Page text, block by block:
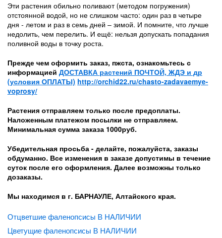
Эти растения обильно поливают (методом погружения)
отстоянной водой, но не слишком часто: один раз в четыре
дня - летом и раз в семь дней – зимой. И помните, что лучше
недолить, чем перелить. И ещё: нельзя допускать попадания
поливной воды в точку роста.
Прежде чем оформить заказ, пжста, ознакомьтесь с
информацией ДОСТАВКА растений ПОЧТОЙ, ЖДЭ и др
(условия ОПЛАТЫ) http://orchid22.ru/chasto-zadavaemye-
voprosy/
Растения отправляем только после предоплаты.
Наложенным платежом посылки не отправляем.
Минимальная сумма заказа 1000руб.
Убедительная просьба - делайте, пожалуйста, заказы
обдуманно. Все изменения в заказе допустимы в течение
суток после его оформления. Далее возможны только
дозаказы.
Мы находимся в г. БАРНАУЛЕ, Алтайского края.
Отцветшие фаленопсисы В НАЛИЧИИ
Цветущие фаленопсисы В НАЛИЧИИ